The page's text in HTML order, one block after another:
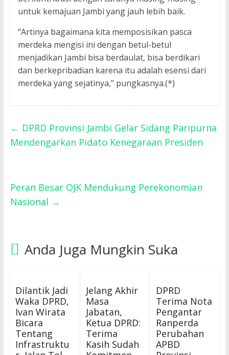
untuk kemajuan Jambi yang jauh lebih baik.
“Artinya bagaimana kita memposisikan pasca
merdeka mengisi ini dengan betul-betul
menjadikan Jambi bisa berdaulat, bisa berdikari
dan berkepribadian karena itu adalah esensi dari
merdeka yang sejatinya,” pungkasnya.(*)
← DPRD Provinsi Jambi Gelar Sidang Paripurna
Mendengarkan Pidato Kenegaraan Presiden
Peran Besar OJK Mendukung Perekonomian
Nasional →
Anda Juga Mungkin Suka
Dilantik Jadi
Waka DPRD,
Ivan Wirata
Bicara
Tentang
Infrastruktu
Jelang Akhir
Masa
Jabatan,
Ketua DPRD:
Terima
Kasih Sudah
DPRD
Terima Nota
Pengantar
Ranperda
Perubahan
APBD